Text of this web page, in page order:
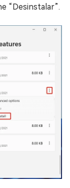
“Desinstalar”.